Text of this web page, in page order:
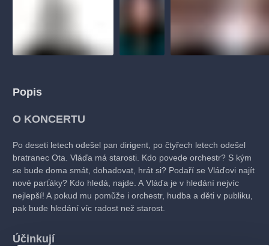
Popis
O KONCERTU
Po deseti letech odešel pan dirigent, po čtyřech letech odešel
bratranec Ota. Vláďa má starosti. Kdo povede orchestr? S kým
se bude doma smát, dohadovat, hrát si? Podaří se Vláďovi najít
nové parťáky? Kdo hledá, najde. A Vláďa je v hledání nejvíc
nejlepší! A pokud mu pomůže i orchestr, hudba a děti v publiku,
pak bude hledání víc radost než starost.
Účinkují